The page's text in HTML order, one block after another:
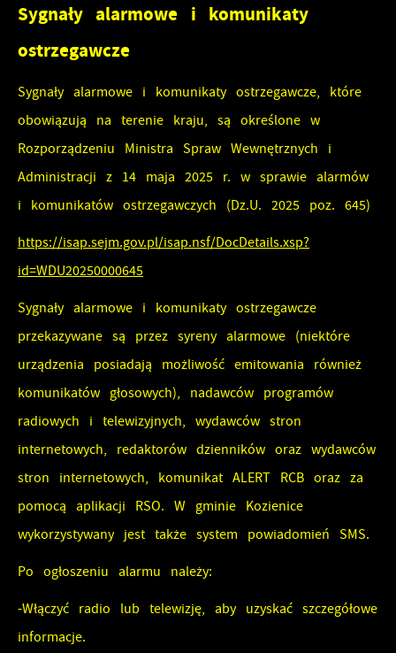
Sygnały alarmowe i komunikaty
ostrzegawcze
Sygnały alarmowe i komunikaty ostrzegawcze, które
obowiązują na terenie kraju, są określone w
Rozporządzeniu Ministra Spraw Wewnętrznych i
Administracji z 14 maja 2025 r. w sprawie alarmów
i komunikatów ostrzegawczych (Dz.U. 2025 poz. 645)
https://isap.sejm.gov.pl/isap.nsf/DocDetails.xsp?
id=WDU20250000645
Sygnały alarmowe i komunikaty ostrzegawcze
przekazywane są przez syreny alarmowe (niektóre
urządzenia posiadają możliwość emitowania również
komunikatów głosowych), nadawców programów
radiowych i telewizyjnych, wydawców stron
internetowych, redaktorów dzienników oraz wydawców
stron internetowych, komunikat ALERT RCB oraz za
pomocą aplikacji RSO. W gminie Kozienice
wykorzystywany jest także system powiadomień SMS.
Po ogłoszeniu alarmu należy:
-Włączyć radio lub telewizję, aby uzyskać szczegółowe
informacje.
preferencji prywatności, logowania czy wypełniania
korzystasz, może działać bez zakłóceń.
Zapoznaj się z POLITYKĄ PRYWATNOŚCI I PLIKÓW COOKIES
zapamiętanie wprowadzonych przez Ciebie ustawień oraz
personalizację określonych funkcjonalności czy
prezentowanych treści.
Dzięki tym plikom cookies możemy zapewnić Ci większy
komfort korzystania z funkcjonalności naszej strony
preferencji. Wyrażenie zgody na funkcjonalne i
personalizacyjne pliki cookies gwarantuje dostępność
Więcej
Analityczne
Analityczne pliki cookies pomagają nam rozwijać się i
dostosowywać do Twoich potrzeb.
Cookies analityczne pozwalają na uzyskanie informacji w
zakresie wykorzystywania witryny internetowej, miejsca oraz
Dane pozwalają nam na ocenę naszych serwisów
internetowych pod względem ich popularności wśród
użytkowników. Zgromadzone informacje są przetwarzane w
formie zanonimizowanej. Wyrażenie zgody na analityczne
pliki cookies gwarantuje dostępność wszystkich
Więcej
Reklamowe
najciekawsze informacje i aktualności na stronach naszych
partnerów.
Promocyjne pliki cookies służą do prezentowania Ci
naszych komunikatów na podstawie analizy Twoich
witryny internetowej. Treści promocyjne mogą pojawić się
na stronach podmiotów trzecich lub firm będących
naszymi partnerami oraz innych dostawców usług. Firmy